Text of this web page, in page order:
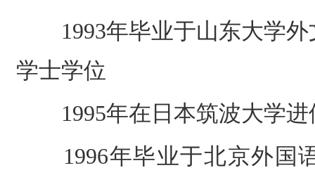
1993年毕业于山东大学
学士学位
1995年在日本筑波大学进
1996年毕业于北京外国